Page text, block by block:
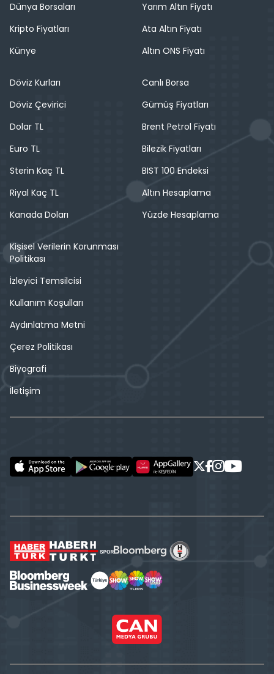
Dünya Borsaları
Kripto Fiyatları
Künye
Yarım Altın Fiyatı
Ata Altın Fiyatı
Altın ONS Fiyatı
Döviz Kurları
Döviz Çevirici
Dolar TL
Euro TL
Sterin Kaç TL
Riyal Kaç TL
Kanada Doları
Canlı Borsa
Gümüş Fiyatları
Brent Petrol Fiyatı
Bilezik Fiyatları
BIST 100 Endeksi
Altın Hesaplama
Yüzde Hesaplama
Kişisel Verilerin Korunması
Politikası
İzleyici Temsilcisi
Kullanım Koşulları
Aydınlatma Metni
Çerez Politikası
Biyografi
İletişim